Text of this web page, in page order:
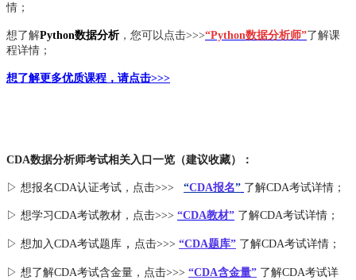
情；
想了解Python数据分析， 您可以点击>>>“Python数据分析师”了解课
程详情；
想了解更多优质课程，请点击>>>
CDA数据分析师考试相关入口一览（建议收藏）：
▷ 想报名CDA认证考试，点击>>> “CDA报名” 了解CDA考试详情；
▷ 想学习CDA考试教材，点击>>> “CDA教材” 了解CDA考试详情；
▷ 想加入CDA考试题库 ， 点击>>> “CDA题库” 了解CDA考试详情；
▷ 想了解CDA考试含金量 ，点击>>> “CDA含金量” 了解CDA考试详